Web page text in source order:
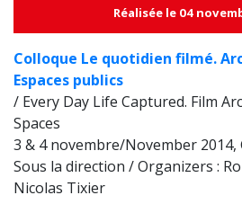
Réalisée le 04
Colloque Le quotidien filmé.
Espaces publics
/ Every Day Life Captured. Film
Spaces
3 & 4 novembre/November 2014,
Sous la direction / Organizers :
Nicolas Tixier